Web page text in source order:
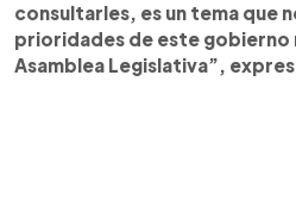
consultarles, es un tema que
prioridades de este gobierno
Asamblea Legislativa”,